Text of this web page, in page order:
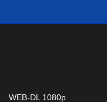
WEB-DL 1080p